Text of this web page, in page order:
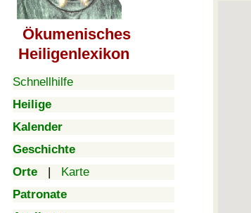
Ökumenisches
Heiligenlexikon
Schnellhilfe
Heilige
Kalender
Geschichte
Orte | Karte
Patronate